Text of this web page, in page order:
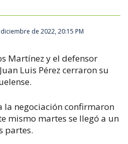
de 2022, 20:15 PM
Martínez y el defensor
Luis Pérez cerraron su
la negociación confirmaron
mismo martes se llegó a un
partes.